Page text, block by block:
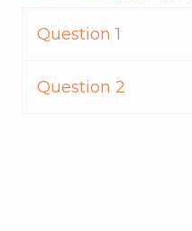
Question 1
Question 2